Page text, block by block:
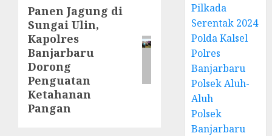
Panen Jagung di
Sungai Ulin,
Kapolres
Banjarbaru
Dorong
Penguatan
Ketahanan
Pangan
Pilkada
Serentak 2024
Polda Kalsel
Polres
Banjarbaru
Polsek Aluh-
Aluh
Polsek
Banjarbaru